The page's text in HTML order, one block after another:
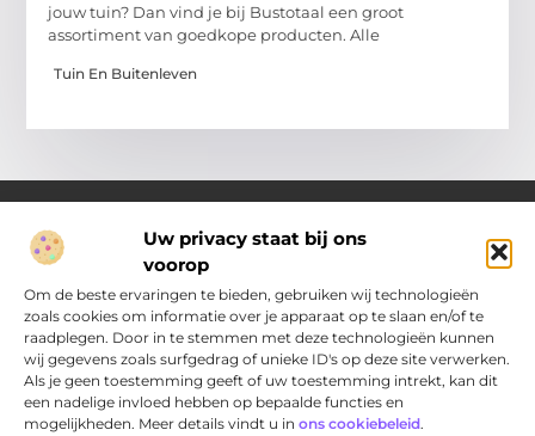
Uw privacy staat bij ons
voorop
Om de beste ervaringen te bieden, gebruiken wij technologieën
zoals cookies om informatie over je apparaat op te slaan en/of te
raadplegen. Door in te stemmen met deze technologieën kunnen
wij gegevens zoals surfgedrag of unieke ID's op deze site verwerken.
Als je geen toestemming geeft of uw toestemming intrekt, kan dit
een nadelige invloed hebben op bepaalde functies en
mogelijkheden. Meer details vindt u in ons cookiebeleid.
jouw tuin? Dan vind je bij Bustotaal een groot
assortiment van goedkope producten. Alle
Tuin En Buitenleven
Over Pakhuisdelft.nl
Jouw bron voor dagelijkse inspiratie en praktische ideeën
Bij PakhuisDelft.nl vind je een gevarieerd aanbod aan artikelen
en blogs die je helpen om jouw dag nét wat leuker, slimmer en
eenvoudiger te maken.
Main Links